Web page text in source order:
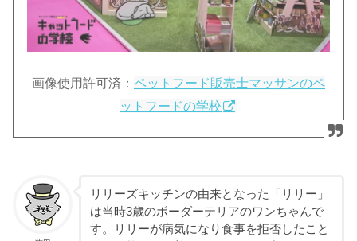
画像使用許可済： ペットフード販売士マッサンのペ
ットフードの学校
リリーズキッチンの由来となった「リリー」
は当時3歳のボーダーテリアのワンちゃんで
す。リリーが病気になり食事を拒否したこと